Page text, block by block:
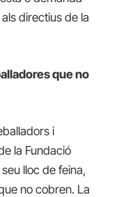
directius de la
que no
i
la Fundació
lloc de feina,
no cobren. La